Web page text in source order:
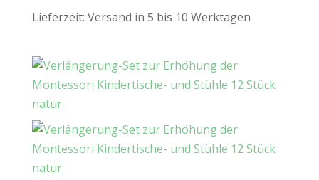
Lieferzeit: Versand in 5 bis 10 Werktagen